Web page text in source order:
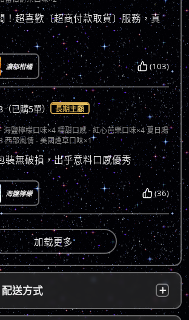
！超喜歡〔超商付款取貨〕服務，真
濃郁柑橘 (103)
已購5單） 長期主顧
海鹽檸檬口味×4 糯甜口感 - 紅心芭樂口味×4 夏日陽
西部風情 - 美國煙草口味×1
裝無破損，出乎意料口感優秀
海鹽檸檬 (36)
加载更多
送方式